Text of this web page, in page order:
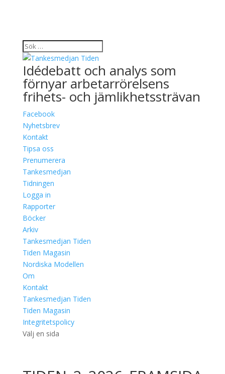
Idédebatt och analys som
förnyar arbetarrörelsens
frihets- och jämlikhetssträvan
Facebook
Nyhetsbrev
Kontakt
Tipsa oss
Prenumerera
Tankesmedjan
Tidningen
Logga in
Rapporter
Böcker
Arkiv
Tankesmedjan Tiden
Tiden Magasin
Nordiska Modellen
Om
Kontakt
Tankesmedjan Tiden
Tiden Magasin
Integritetspolicy
Välj en sida